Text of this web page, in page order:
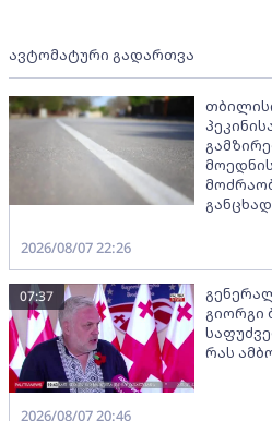
ავტომატური გადართვა
2026/08/07 22:26
გიორგი
რას
07:37
2026/08/07 20:46